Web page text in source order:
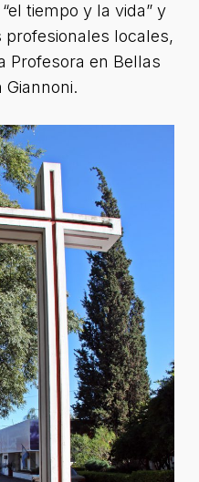
tiempo y la vida” y
locales,
Profesora en Bellas